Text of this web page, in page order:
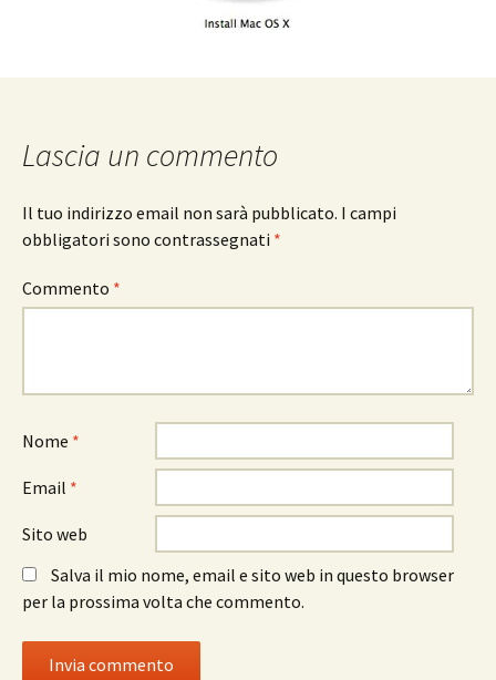
Lascia un commento
Il tuo indirizzo email non sarà pubblicato. I campi
obbligatori sono contrassegnati *
Commento *
Nome *
Email *
Sito web
Salva il mio nome, email e sito web in questo browser
per la prossima volta che commento.